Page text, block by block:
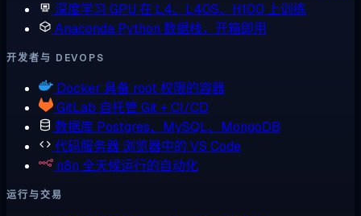
深度学习 GPU 在 L4、L40S、H100 上训练
Anaconda Python 数据栈，开箱即用
开发者与 DEVOPS
Docker 具备 root 权限的容器
GitLab 自托管 Git + CI/CD
数据库 Postgres、MySQL、MongoDB
代码服务器 浏览器中的 VS Code
n8n 全天候运行的自动化
运行与交易